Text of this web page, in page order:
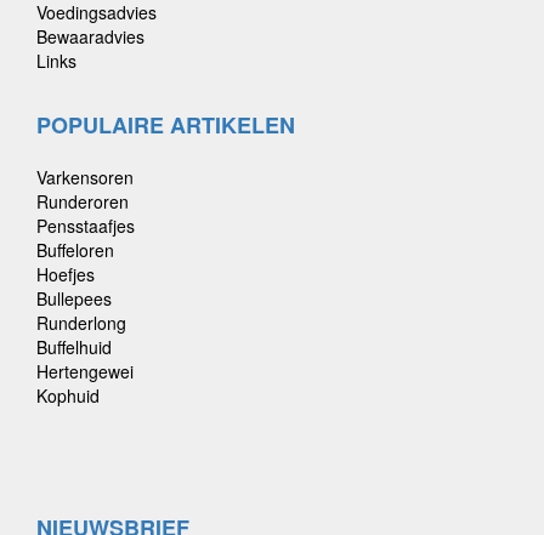
Voedingsadvies
Bewaaradvies
Links
POPULAIRE ARTIKELEN
Varkensoren
Runderoren
Pensstaafjes
Buffeloren
Hoefjes
Bullepees
Runderlong
Buffelhuid
Hertengewei
Kophuid
NIEUWSBRIEF